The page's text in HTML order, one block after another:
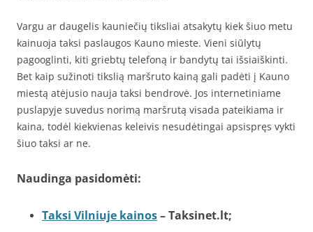
Vargu ar daugelis kauniečių tiksliai atsakytų kiek šiuo metu
kainuoja taksi paslaugos Kauno mieste. Vieni siūlytų
pagooglinti, kiti griebtų telefoną ir bandytų tai išsiaiškinti.
Bet kaip sužinoti tikslią maršruto kainą gali padėti į Kauno
miestą atėjusio nauja taksi bendrovė. Jos internetiniame
puslapyje suvedus norimą maršrutą visada pateikiama ir
kaina, todėl kiekvienas keleivis nesudėtingai apsispręs vykti
šiuo taksi ar ne.
Naudinga pasidomėti:
Taksi Vilniuje kainos– Taksinet.lt;